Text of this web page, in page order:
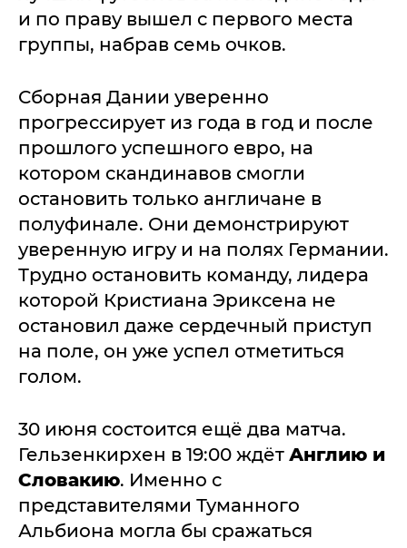
и по праву вышел с первого места
группы, набрав семь очков.
Сборная Дании уверенно
прогрессирует из года в год и после
прошлого успешного евро, на
котором скандинавов смогли
остановить только англичане в
полуфинале. Они демонстрируют
уверенную игру и на полях Германии.
Трудно остановить команду, лидера
которой Кристиана Эриксена не
остановил даже сердечный приступ
на поле, он уже успел отметиться
голом.
30 июня состоится ещё два матча.
Гельзенкирхен в 19:00 ждёт Англию и
Словакию. Именно с
представителями Туманного
Альбиона могла бы сражаться